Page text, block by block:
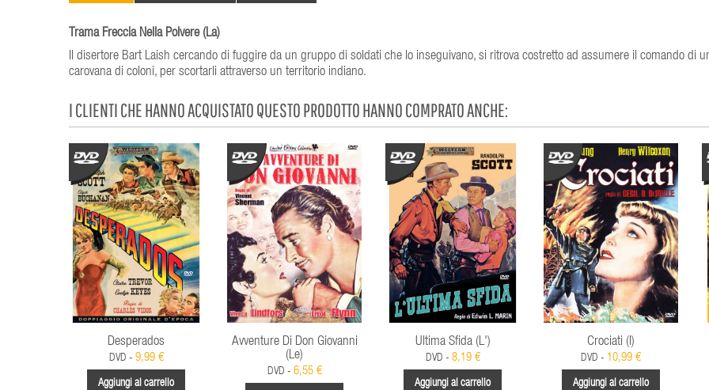
Trama Freccia Nella Polvere (La)
Il disertore Bart Laish cercando di fuggire da un gruppo di soldati che lo inseguivano, si ritrova costretto ad assumere il comando di
carovana di coloni, per scortarli attraverso un territorio indiano.
I CLIENTI CHE HANNO ACQUISTATO QUESTO PRODOTTO HANNO COMPRATO ANCHE:
Desperados
DVD - 9,99 €
Aggiungi al carrello
Avventure Di Don Giovanni
(Le)
DVD - 6,55 €
Ultima Sfida (L')
DVD - 8,19 €
Aggiungi al carrello
Crociati (I)
DVD - 10,99 €
Aggiungi al carrello